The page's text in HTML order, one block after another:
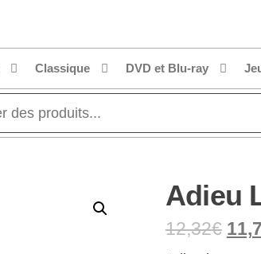
Classique DVD et Blu-ray
Adieu
12,32€